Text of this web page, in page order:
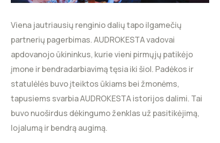
Viena jautriausių renginio dalių tapo ilgamečių
partnerių pagerbimas. AUDROKESTA vadovai
apdovanojo ūkininkus, kurie vieni pirmųjų patikėjo
įmone ir bendradarbiavimą tęsia iki šiol. Padėkos ir
statulėlės buvo įteiktos ūkiams bei žmonėms,
tapusiems svarbia AUDROKESTA istorijos dalimi. Tai
buvo nuoširdus dėkingumo ženklas už pasitikėjimą,
lojalumą ir bendrą augimą.